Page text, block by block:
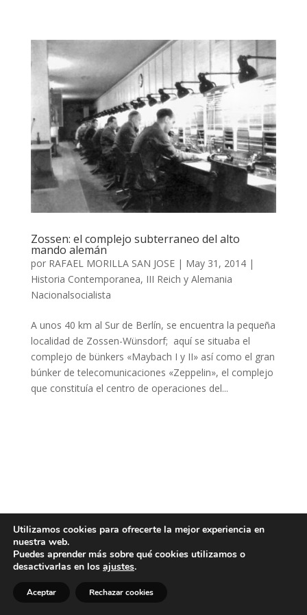
Zossen: el complejo subterraneo del alto
mando alemán
por RAFAEL MORILLA SAN JOSE| May 31, 2014|
Historia Contemporanea, III Reich y Alemania
Nacionalsocialista
A unos 40 km al Sur de Berlín, se encuentra la pequeña
localidad de Zossen-Wünsdorf; aquí se situaba el
complejo de bünkers «Maybach I y II» así como el gran
búnker de telecomunicaciones «Zeppelin», el complejo
que constituía el centro de operaciones del...
Utilizamos cookies para ofrecerte la mejor experiencia en
nuestra web.
Puedes aprender más sobre qué cookies utilizamos o
desactivarlas en los ajustes.
Aceptar Rechazar cookies